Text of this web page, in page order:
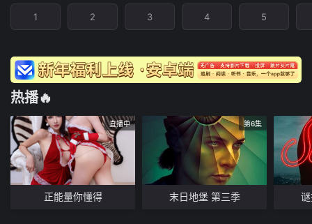
1 2 3 4 5
热播🔥
直播中
正能量你懂得
第6集
末日地堡 第三季